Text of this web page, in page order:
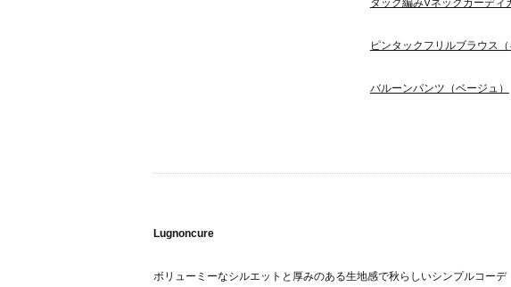
タック編みVネックカーディ
ピンタックフリルブラウス（
バルーンパンツ（ベージュ）
Lugnoncure
ボリューミーなシルエットと厚みのある生地感で秋らしいシンプルコーデ